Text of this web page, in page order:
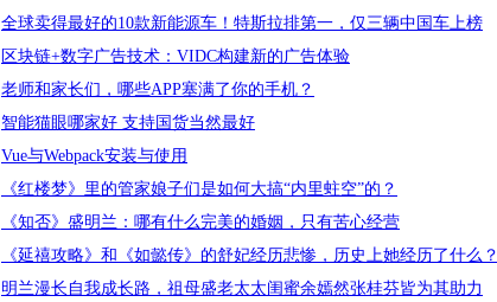
全球卖得最好的10款新能源车！特斯拉排第一，仅三辆中国车上榜
区块链+数字广告技术：VIDC构建新的广告体验
老师和家长们，哪些APP塞满了你的手机？
智能猫眼哪家好 支持国货当然最好
Vue与Webpack安装与使用
《红楼梦》里的管家娘子们是如何大搞“内里蛀空”的？
《知否》盛明兰：哪有什么完美的婚姻，只有苦心经营
《延禧攻略》和《如懿传》的舒妃经历悲惨，历史上她经历了什么？
明兰漫长自我成长路，祖母盛老太太闺蜜余嫣然张桂芬皆为其助力